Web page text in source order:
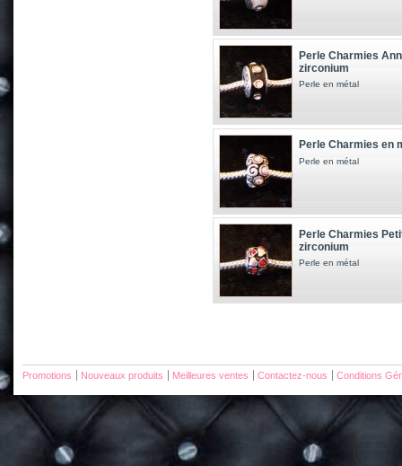
Perle Charmies
zirconium
Perle en métal
Perle Charmies en
Perle en métal
Perle Charmies
zirconium
Perle en métal
Promotions Nouveaux produits Meilleures ventes Contactez-nous Conditions